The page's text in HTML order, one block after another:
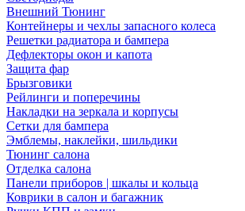
Внешний Тюнинг
Контейнеры и чехлы запасного колеса
Решетки радиатора и бампера
Дефлекторы окон и капота
Защита фар
Брызговики
Рейлинги и поперечины
Накладки на зеркала и корпусы
Сетки для бампера
Эмблемы, наклейки, шильдики
Тюнинг салона
Отделка салона
Панели приборов | шкалы и кольца
Коврики в салон и багажник